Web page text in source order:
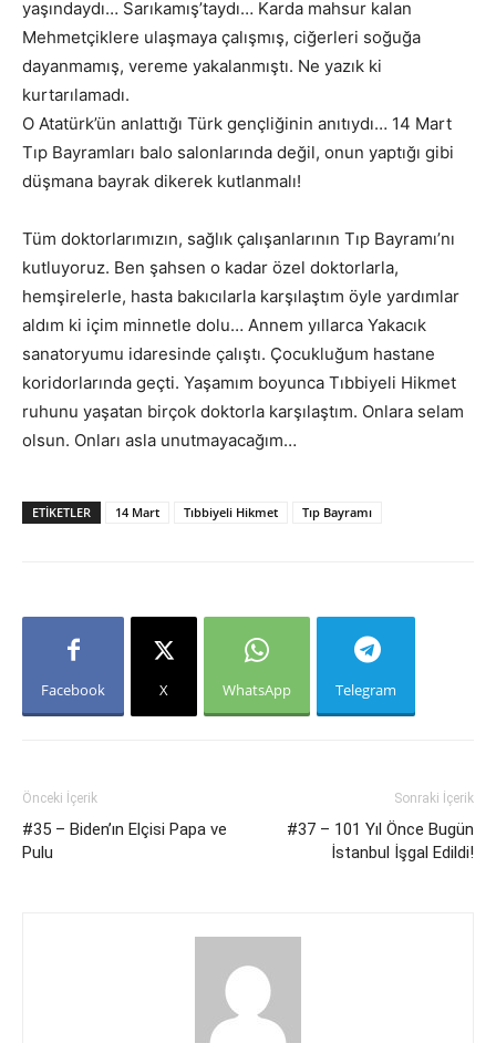
yaşındaydı… Sarıkamış’taydı… Karda mahsur kalan
Mehmetçiklere ulaşmaya çalışmış, ciğerleri soğuğa
dayanmamış, vereme yakalanmıştı. Ne yazık ki
kurtarılamadı.
O Atatürk’ün anlattığı Türk gençliğinin anıtıydı… 14 Mart
Tıp Bayramları balo salonlarında değil, onun yaptığı gibi
düşmana bayrak dikerek kutlanmalı!
Tüm doktorlarımızın, sağlık çalışanlarının Tıp Bayramı’nı
kutluyoruz. Ben şahsen o kadar özel doktorlarla,
hemşirelerle, hasta bakıcılarla karşılaştım öyle yardımlar
aldım ki içim minnetle dolu… Annem yıllarca Yakacık
sanatoryumu idaresinde çalıştı. Çocukluğum hastane
koridorlarında geçti. Yaşamım boyunca Tıbbiyeli Hikmet
ruhunu yaşatan birçok doktorla karşılaştım. Onlara selam
olsun. Onları asla unutmayacağım…
ETIKETLER 14 Mart Tıbbiyeli Hikmet Tıp Bayramı
Facebook X WhatsApp Telegram
Önceki İçerik
#35 – Biden’ın Elçisi Papa ve
Pulu
Sonraki İçerik
#37 – 101 Yıl Önce Bugün
İstanbul İşgal Edildi!